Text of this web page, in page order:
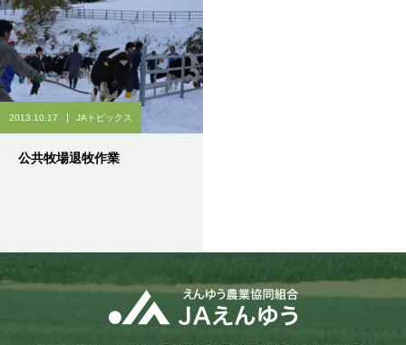
2013.10.17 JAトピックス
公共牧場退牧作業